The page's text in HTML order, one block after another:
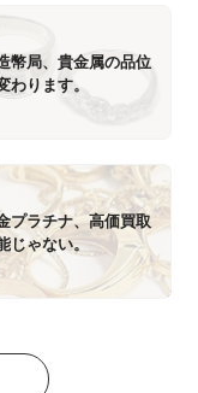
幣局、貴金属の品位
わります。
プラチナ、高価買取
じゃない。